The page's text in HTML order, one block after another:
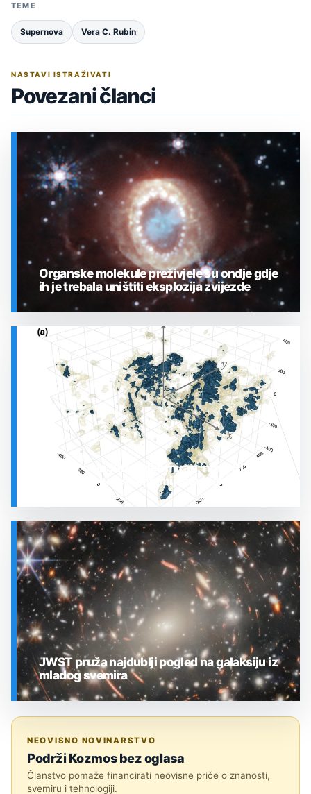
TEME
Supernova Vera C. Rubin
NASTAVI ISTRAŽIVATI
Povezani članci
SVEMIR
Organske molekule preživjele su ondje gdje
ih je trebala uništiti eksplozija zvijezde
SVEMIR
Prostor oko Sunca nije miran: nova 3D karta
otkrila plin koji stalno mijenja stanje
JWST pruža najdublji pogled na galaksiju iz
mladog svemira
NEOVISNO NOVINARSTVO
Podrži Kozmos bez oglasa
Članstvo pomaže financirati neovisne priče o znanosti,
svemiru i tehnologiji.